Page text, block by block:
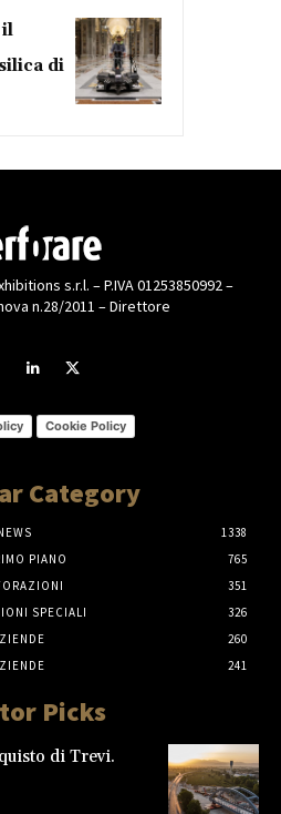
il
di
s.r.l. – P.IVA 01253850992 –
n.28/2011 – Direttore
Cookie Policy
Category
1338
PIANO
765
351
SPECIALI
326
260
241
Picks
di Trevi.